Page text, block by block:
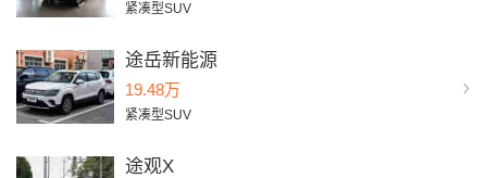
紧凑型SUV
途岳新能源
19.48万
紧凑型SUV
途观X